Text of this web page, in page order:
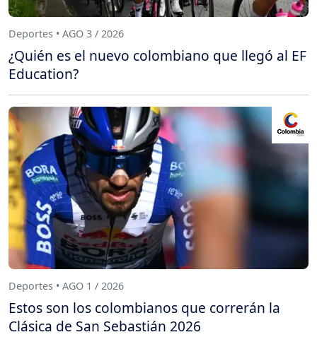
Deportes • AGO 3 / 2026
¿Quién es el nuevo colombiano que llegó al EF
Education?
Deportes • AGO 1 / 2026
Estos son los colombianos que correrán la
Clásica de San Sebastián 2026